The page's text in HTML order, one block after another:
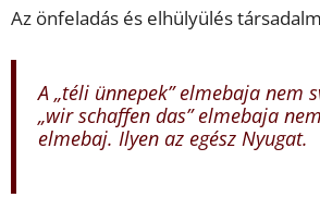
Az önfeladás és elhülyülés
A „téli ünnepek” elmebaja nem
„wir schaffen das” elmebaja
elmebaj. Ilyen az egész Nyugat.